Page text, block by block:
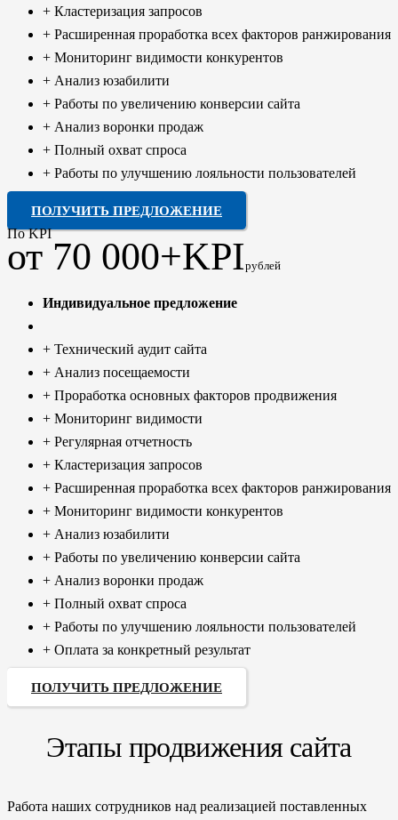
+ Кластеризация запросов
+ Расширенная проработка всех факторов ранжирования
+ Мониторинг видимости конкурентов
+ Анализ юзабилити
+ Работы по увеличению конверсии сайта
+ Анализ воронки продаж
+ Полный охват спроса
+ Работы по улучшению лояльности пользователей
ПОЛУЧИТЬ ПРЕДЛОЖЕНИЕ
По KPI
от 70 000+KPIрублей
Индивидуальное предложение
+ Технический аудит сайта
+ Анализ посещаемости
+ Проработка основных факторов продвижения
+ Мониторинг видимости
+ Регулярная отчетность
+ Кластеризация запросов
+ Расширенная проработка всех факторов ранжирования
+ Мониторинг видимости конкурентов
+ Анализ юзабилити
+ Работы по увеличению конверсии сайта
+ Анализ воронки продаж
+ Полный охват спроса
+ Работы по улучшению лояльности пользователей
+ Оплата за конкретный результат
ПОЛУЧИТЬ ПРЕДЛОЖЕНИЕ
Этапы продвижения сайта
Работа наших сотрудников над реализацией поставленных